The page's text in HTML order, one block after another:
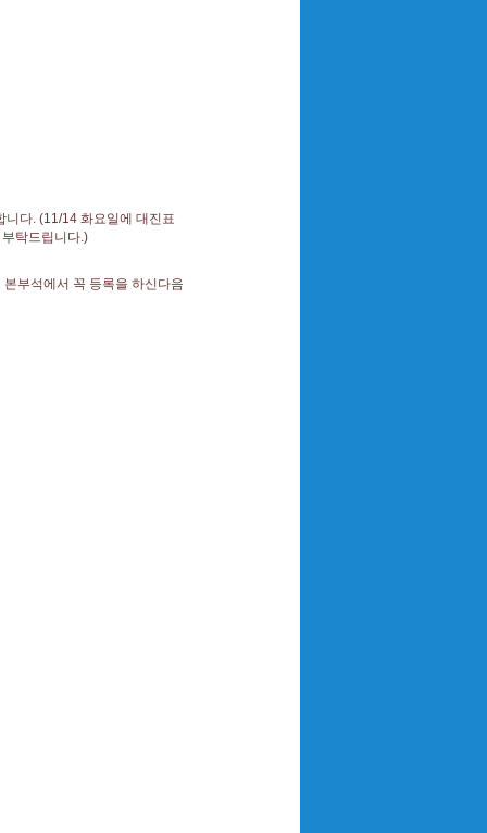
다. (11/14 화요일에 대진표
탁드립니다.)
부석에서 꼭 등록을 하신다음